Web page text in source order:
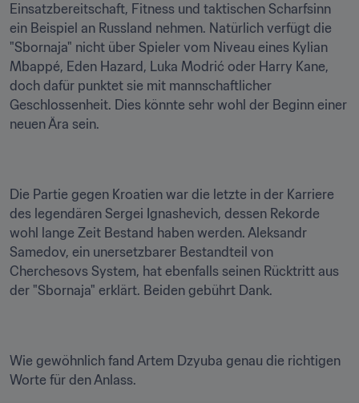
Einsatzbereitschaft, Fitness und taktischen Scharfsinn
ein Beispiel an Russland nehmen. Natürlich verfügt die
"Sbornaja" nicht über Spieler vom Niveau eines Kylian
Mbappé, Eden Hazard, Luka Modrić oder Harry Kane,
doch dafür punktet sie mit mannschaftlicher
Geschlossenheit. Dies könnte sehr wohl der Beginn einer
neuen Ära sein.
Die Partie gegen Kroatien war die letzte in der Karriere
des legendären Sergei Ignashevich, dessen Rekorde
wohl lange Zeit Bestand haben werden. Aleksandr
Samedov, ein unersetzbarer Bestandteil von
Cherchesovs System, hat ebenfalls seinen Rücktritt aus
der "Sbornaja" erklärt. Beiden gebührt Dank.
Wie gewöhnlich fand Artem Dzyuba genau die richtigen
Worte für den Anlass.